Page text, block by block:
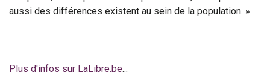
aussi des différences existent au sein de la population. »
Plus d'infos sur LaLibre.be...